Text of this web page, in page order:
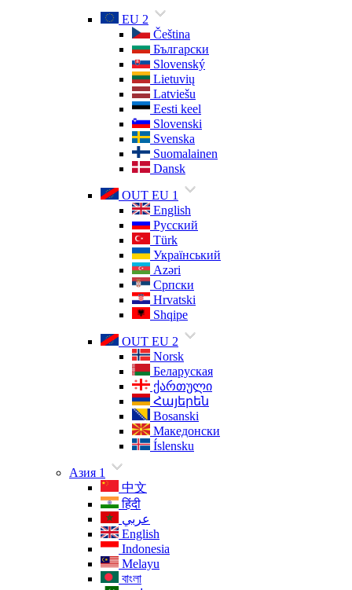
EU 2
Čeština
Български
Slovenský
Lietuvių
Latviešu
Eesti keel
Slovenski
Svenska
Suomalainen
Dansk
OUT EU 1
English
Русский
Türk
Український
Azəri
Српски
Hrvatski
Shqipe
OUT EU 2
Norsk
Беларуская
ქართული
Հայերեն
Bosanski
Македонски
Íslensku
Азия 1
中文
हिंदी
عربي
English
Indonesia
Melayu
বাংলা